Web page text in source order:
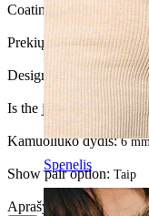
Spenelis
Coating type: Anodized
Prekių kiekis:1
Design:
Is the jewelry coated?:
Kamuoliuko dydis:6
Show pair option: Taip
Aprašymas